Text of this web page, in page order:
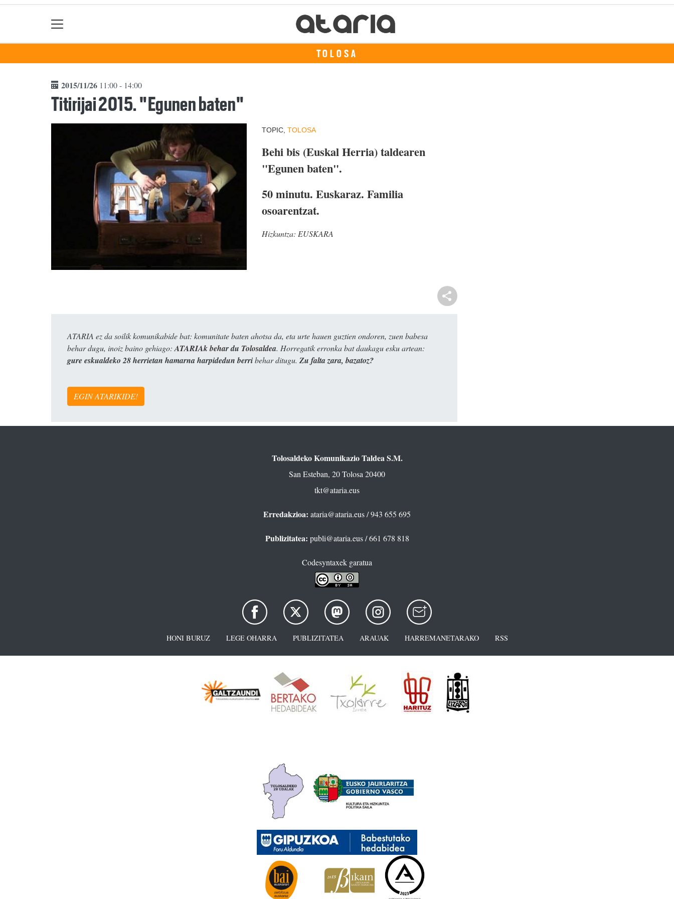
TOLOSA
2015/11/26 11:00 - 14:00
Titirijai 2015. "Egunen baten"
TOPIC, TOLOSA
Behi bis (Euskal Herria) taldearen
"Egunen baten".
50 minutu. Euskaraz. Familia
osoarentzat.
Hizkuntza: EUSKARA
ATARIA ez da soilik komunikabide bat: komunitate baten ahotsa da, eta urte hauen guztien ondoren, zuen babesa
behar dugu, inoiz baino gehiago: ATARIAk behar du Tolosaldea. Horregatik erronka bat daukagu esku artean:
gure eskualdeko 28 herrietan hamarna harpidedun berribehar ditugu. Zu falta zara, bazatoz?
EGIN ATARIKIDE!
Tolosaldeko Komunikazio Taldea S.M.
San Esteban, 20 Tolosa 20400
tkt@ataria.eus
Erredakzioa: ataria@ataria.eus/ 943 655 695
Publizitatea: publi@ataria.eus/ 661 678 818
Codesyntaxek garatua
HONI BURUZ LEGE OHARRA PUBLIZITATEA ARAUAK HARREMANETARAKO RSS